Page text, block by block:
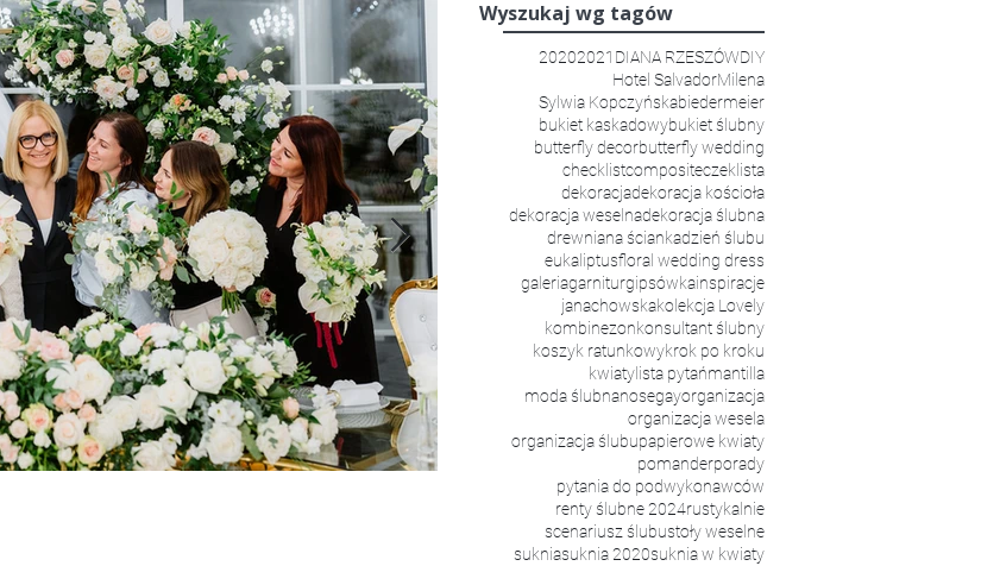
Organizacja Ślubu i Wesela w Pałacu
Ślubnej
Wyszukaj wg tagów
20202021 DIANA RZESZÓWDIY
Hotel SalvadorMilena
Sylwia Kopczyńskabiedermeier
bukiet kaskadowybukiet ślubny
butterfly decorbutterfly wedding
checklistcompositeczeklista
dekoracjadekoracja kościoła
dekoracja weselnadekoracja ślubna
drewniana ściankadzień ślubu
eukaliptusfloral wedding dress
galeriagarniturgipsówkainspiracje
janachowskakolekcja Lovely
kombinezonkonsultant ślubny
koszyk ratunkowykrok po kroku
kwiaty lista pytańmantilla
moda ślubnanosegayorganizacja
organizacja wesela
organizacja ślubupapierowe kwiaty
pomanderporady
pytania do podwykonawców
renty ślubne 2024rustykalnie
scenariusz ślubustoły weselne
sukniasuknia 2020suknia w kwiaty